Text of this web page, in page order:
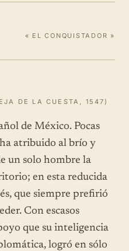
« EL CONQUISTADOR »
DE LA CUESTA, 1547)
de México. Pocas
atribuido al brío y
un solo hombre la
en esta reducida
que siempre prefirió
Con escasos
que su inteligencia
logró en sólo